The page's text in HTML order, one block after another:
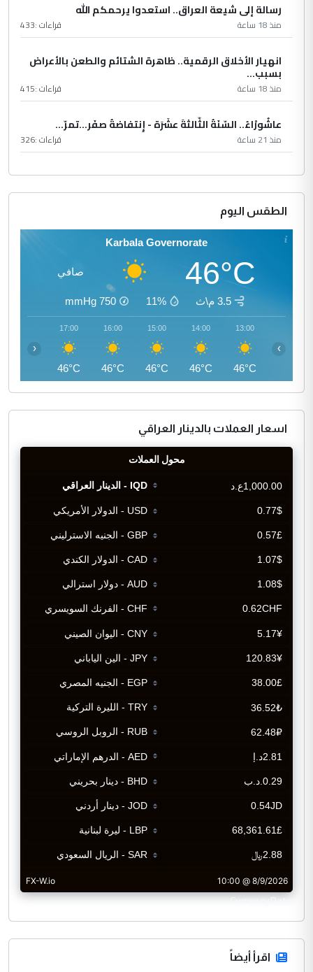
رسالة إلى شيعة العراق.. استعدوا يرحمكم الله
منذ 18 ساعة قراءات :433
انهيار الأخلاق الرقمية.. ظاهرة الشتائم والطعن بالأعراض
بسبب...
منذ 18 ساعة قراءات :415
عاشُورْاءُ.. السّنَةُ الثّالثةَ عشَرَة - إِنتفاضةُ صفَر…تمرّ...
منذ 21 ساعة قراءات :326
الطقس اليوم
Karbala Governorate
46°C صافي
3.5 م\ث 11%
750
mmHg
13:00
46°C
14:00
46°C
15:00
46°C
16:00
46°C
17:00
46°C
‹ ›
اسعار العملات بالدينار العراقي
CurrencyRate
اقرأ أيضاً